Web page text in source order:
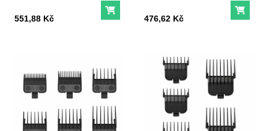
Cena s DPH
551,88 Kč Do košíkuCena s DPH
476,62 Kč Do